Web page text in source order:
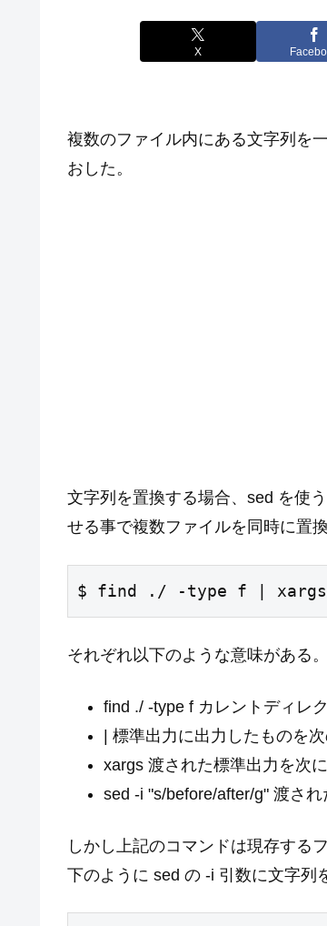
X
複数のファイル内にある文字列を
おした。
文字列を置換する場合、sed を使
せる事で複数ファイルを同時に置
$ find ./ -type f |
それぞれ以下のような意味がある。
find ./ -type f カレントディレ
| 標準出力に出力したものを次
xargs 渡された標準出力を次
sed -i "s/before/after/g" 渡さ
しかし上記のコマンドは現存する
下のように sed の -i 引数に文字列